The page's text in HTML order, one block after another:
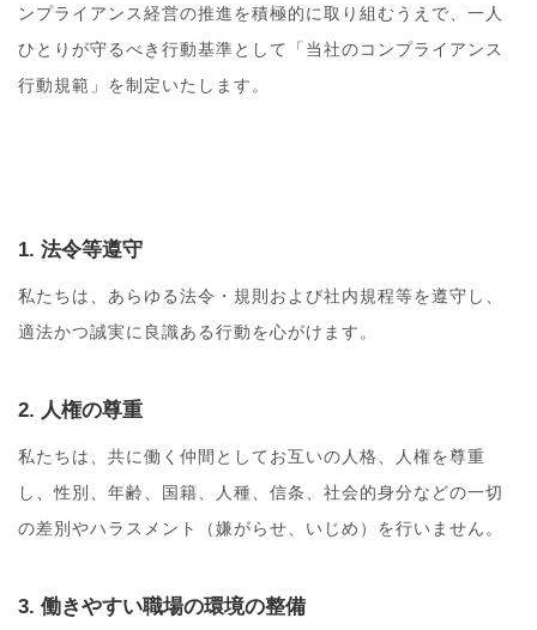
ンプライアンス経営の推進を積極的に取り組むうえで、一人
ひとりが守るべき行動基準として「当社のコンプライアンス
行動規範」を制定いたします。
1. 法令等遵守
私たちは、あらゆる法令・規則および社内規程等を遵守し、
適法かつ誠実に良識ある行動を心がけます。
2. 人権の尊重
私たちは、共に働く仲間としてお互いの人格、人権を尊重
し、性別、年齢、国籍、人種、信条、社会的身分などの一切
の差別やハラスメント（嫌がらせ、いじめ）を行いません。
3. 働きやすい職場の環境の整備